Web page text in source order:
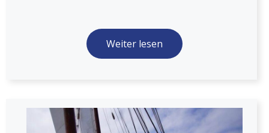
Weiter lesen